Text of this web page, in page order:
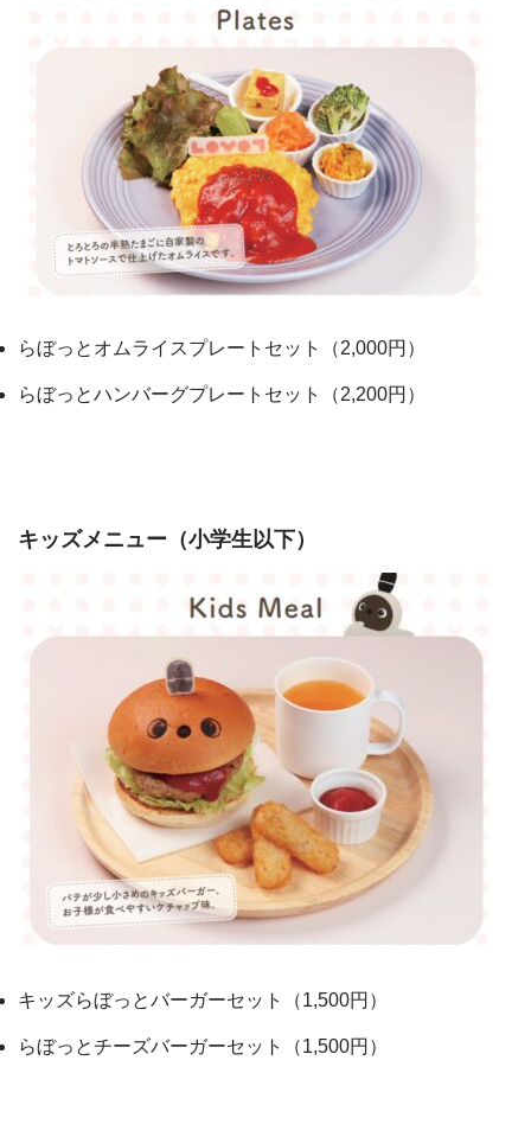
らぼっとオムライスプレートセット（2,000円）
らぼっとハンバーグプレートセット（2,200円）
キッズメニュー（小学生以下）
キッズらぼっとバーガーセット（1,500円）
らぼっとチーズバーガーセット（1,500円）